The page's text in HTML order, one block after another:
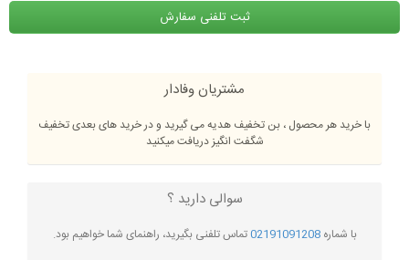
ثبت تلفنی سفارش
مشتریان وفادار
با خرید هر محصول ، بن تخفیف هدیه می گیرید و در خرید های بعدی تخفیف
شگفت انگیز دریافت میکنید
سوالی دارید ؟
با شماره02191091208تماس تلفنی بگیرید، راهنمای شما خواهیم بود.